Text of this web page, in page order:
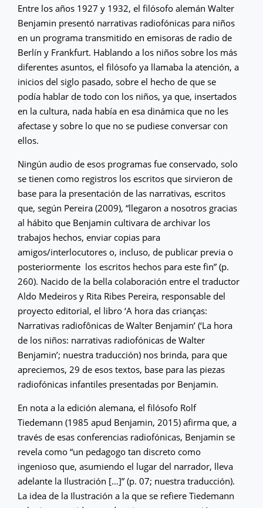
Entre los años 1927 y 1932, el filósofo alemán Walter
Benjamin presentó narrativas radiofónicas para niños
en un programa transmitido en emisoras de radio de
Berlín y Frankfurt. Hablando a los niños sobre los más
diferentes asuntos, el filósofo ya llamaba la atención, a
inicios del siglo pasado, sobre el hecho de que se
podía hablar de todo con los niños, ya que, insertados
en la cultura, nada había en esa dinámica que no les
afectase y sobre lo que no se pudiese conversar con
ellos.
Ningún audio de esos programas fue conservado, solo
se tienen como registros los escritos que sirvieron de
base para la presentación de las narrativas, escritos
que, según Pereira (2009), “llegaron a nosotros gracias
al hábito que Benjamin cultivara de archivar los
trabajos hechos, enviar copias para
amigos/interlocutores o, incluso, de publicar previa o
posteriormente los escritos hechos para este fin” (p.
260). Nacido de la bella colaboración entre el traductor
Aldo Medeiros y Rita Ribes Pereira, responsable del
proyecto editorial, el libro ‘A hora das crianças:
Narrativas radiofônicas de Walter Benjamin’ (‘La hora
de los niños: narrativas radiofónicas de Walter
Benjamin’; nuestra traducción) nos brinda, para que
apreciemos, 29 de esos textos, base para las piezas
radiofónicas infantiles presentadas por Benjamin.
En nota a la edición alemana, el filósofo Rolf
Tiedemann (1985 apud Benjamin, 2015) afirma que, a
través de esas conferencias radiofónicas, Benjamin se
revela como “un pedagogo tan discreto como
ingenioso que, asumiendo el lugar del narrador, lleva
adelante la Ilustración […]” (p. 07; nuestra traducción).
La idea de la Ilustración a la que se refiere Tiedemann